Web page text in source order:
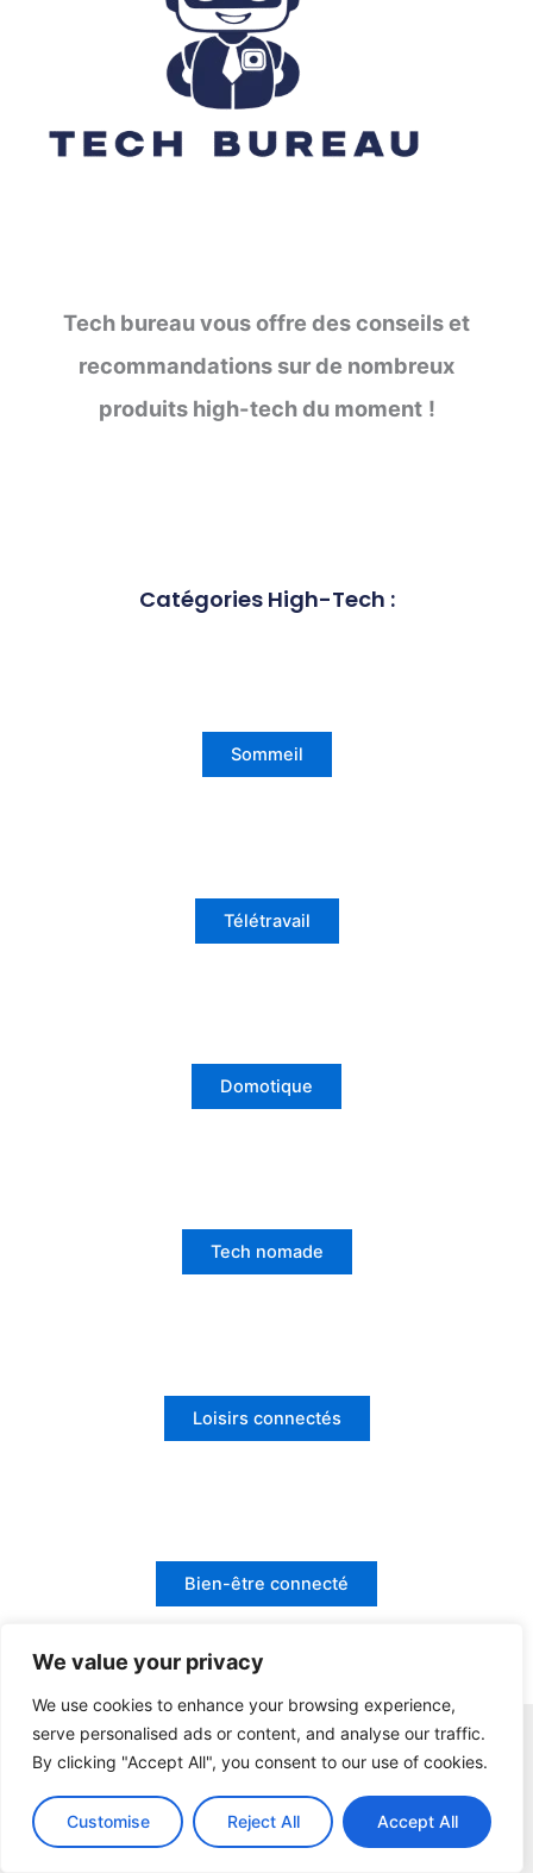
We value your privacy
We use cookies to enhance your browsing experience,
serve personalised ads or content, and analyse our traffic.
By clicking "Accept All", you consent to our use of cookies.
Customise Reject All Accept All
Tech bureau vous offre des conseils et
recommandations sur de nombreux
produits high-tech du moment !
Catégories High-Tech :
Sommeil
Télétravail
Domotique
Tech nomade
Loisirs connectés
Bien-être connecté
Tech Bureau
Votre référence en digital !